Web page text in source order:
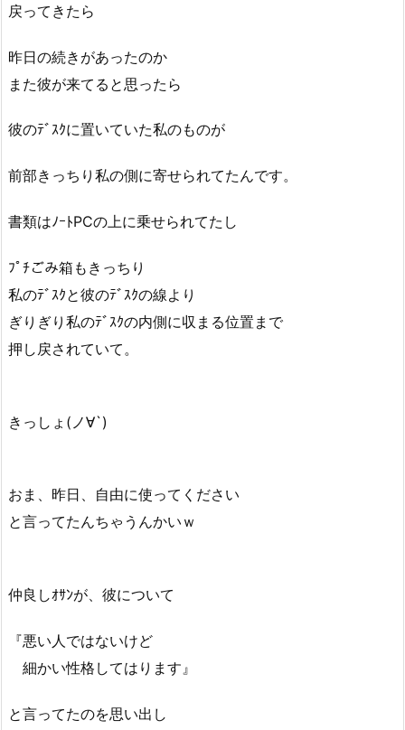
戻ってきたら
昨日の続きがあったのか
また彼が来てると思ったら
彼のﾃﾞｽｸに置いていた私のものが
前部きっちり私の側に寄せられてたんです。
書類はﾉｰﾄPCの上に乗せられてたし
ﾌﾟﾁごみ箱もきっちり
私のﾃﾞｽｸと彼のﾃﾞｽｸの線より
ぎりぎり私のﾃﾞｽｸの内側に収まる位置まで
押し戻されていて。
きっしょ(ノ∀`)
おま、昨日、自由に使ってください
と言ってたんちゃうんかいｗ
仲良しｵｻﾝが、彼について
『悪い人ではないけど
細かい性格してはります』
と言ってたのを思い出し